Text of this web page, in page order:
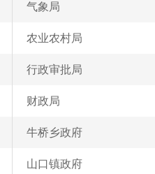
气象局
农业农村局
行政审批局
财政局
牛桥乡政府
山口镇政府